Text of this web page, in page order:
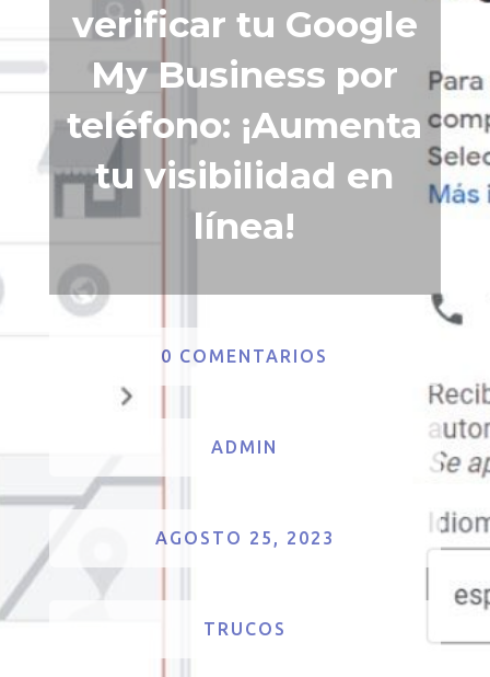
verificar tu Google
My Business por
teléfono: ¡Aumenta
tu visibilidad en
línea!
0 COMENTARIOS
ADMIN
AGOSTO 25, 2023
TRUCOS